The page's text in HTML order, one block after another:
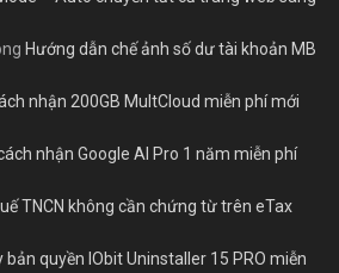
Hướng dẫn chế ảnh số dư tài khoản MB
nhận 200GB MultCloud miễn phí mới
nhận Google AI Pro 1 năm miễn phí
TNCN không cần chứng từ trên eTax
bản quyền IObit Uninstaller 15 PRO miễn